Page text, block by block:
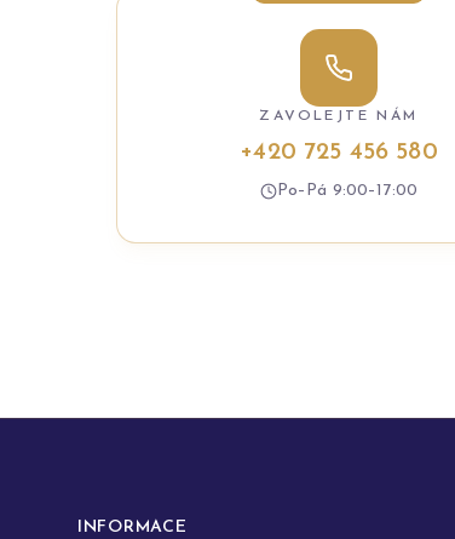
ZAVOLEJTE NÁM
+420 725 456 580
Po–Pá 9:00–17:00
INFORMACE